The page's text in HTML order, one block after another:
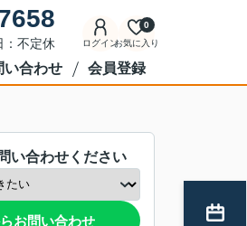
不定休 ログインお気に入り
0
い合わせ 会員登録
い合わせください
お問い合わせ